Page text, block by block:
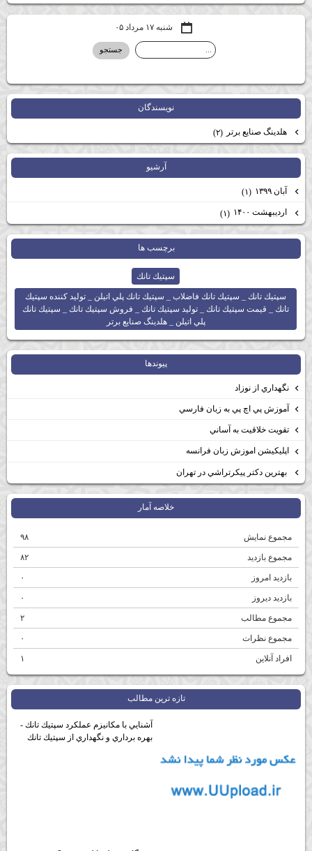
شنبه ۱۷ مرداد ۰۵
نويسندگان
هلدينگ صنايع برتر (۲)
آرشيو
آبان ۱۳۹۹ (۱)
اردیبهشت ۱۴۰۰ (۱)
برچسب ها
سپتيك تانك
سپتيك تانك _ سپتيك تانك فاضلاب _ سپتيك تانك پلي اتيلن _ توليد كننده سپتيك
تانك _ قيمت سپتيك تانك _ توليد سپتيك تانك _ فروش سپتيك تانك _ سپتيك تانك
پلي اتيلن _ هلدينگ صنايع برتر
پيوندها
نگهداري از نوزاد
آموزش پي اچ پي به زبان فارسي
تقويت خلاقيت به آساني
اپليكيشن اموزش زبان فرانسه
بهترين دكتر پيكرتراشي در تهران
خلاصه آمار
مجموع نمایش‌ ۹۸
مجموع بازدید ۸۲
بازدید امروز ۰
بازدید دیروز ۰
مجموع مطالب ۲
مجموع نظرات ۰
افراد آنلاین ۱
تازه ترين مطالب
آشنايي با مكانيزم عملكرد سپتيك تانك -
بهره برداري و نگهداري از سپتيك تانك